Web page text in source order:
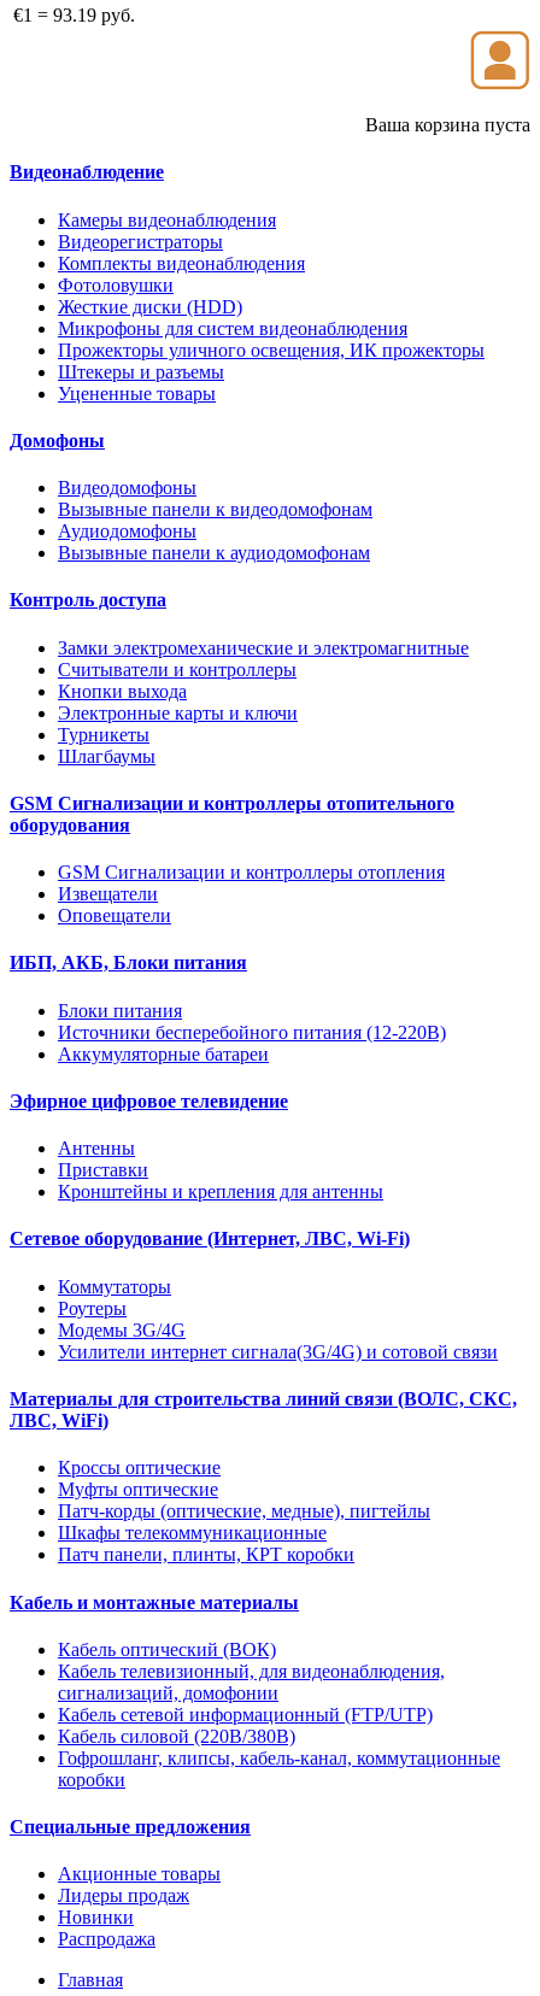
€1 = 93.19 руб.
Ваша корзина пуста
Видеонаблюдение
Камеры видеонаблюдения
Видеорегистраторы
Комплекты видеонаблюдения
Фотоловушки
Жесткие диски (HDD)
Микрофоны для систем видеонаблюдения
Прожекторы уличного освещения, ИК прожекторы
Штекеры и разъемы
Уцененные товары
Домофоны
Видеодомофоны
Вызывные панели к видеодомофонам
Аудиодомофоны
Вызывные панели к аудиодомофонам
Контроль доступа
Замки электромеханические и электромагнитные
Считыватели и контроллеры
Кнопки выхода
Электронные карты и ключи
Турникеты
Шлагбаумы
GSM Сигнализации и контроллеры отопительного
оборудования
GSM Сигнализации и контроллеры отопления
Извещатели
Оповещатели
ИБП, АКБ, Блоки питания
Блоки питания
Источники бесперебойного питания (12-220В)
Аккумуляторные батареи
Эфирное цифровое телевидение
Антенны
Приставки
Кронштейны и крепления для антенны
Сетевое оборудование (Интернет, ЛВС, Wi-Fi)
Коммутаторы
Роутеры
Модемы 3G/4G
Усилители интернет сигнала(3G/4G) и сотовой связи
Материалы для строительства линий связи (ВОЛС, СКС,
ЛВС, WiFi)
Кроссы оптические
Муфты оптические
Патч-корды (оптические, медные), пигтейлы
Шкафы телекоммуникационные
Патч панели, плинты, КРТ коробки
Кабель и монтажные материалы
Кабель оптический (ВОК)
Кабель телевизионный, для видеонаблюдения,
сигнализаций, домофонии
Кабель сетевой информационный (FTP/UTP)
Кабель силовой (220В/380В)
Гофрошланг, клипсы, кабель-канал, коммутационные
коробки
Специальные предложения
Акционные товары
Лидеры продаж
Новинки
Распродажа
Главная